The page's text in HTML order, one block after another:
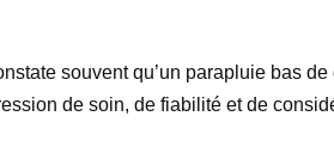
souvent qu’un parapluie bas de
de soin, de fiabilité et de